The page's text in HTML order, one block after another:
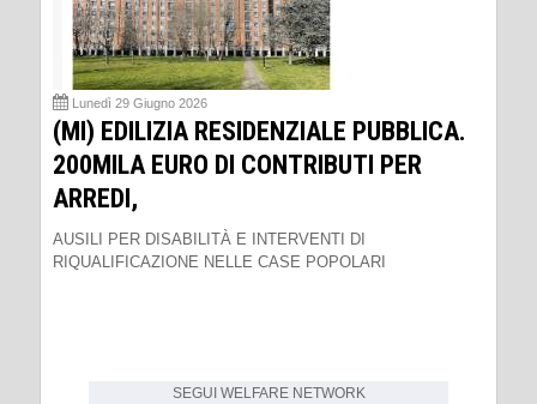
Lunedì 29 Giugno 2026
(MI) EDILIZIA RESIDENZIALE PUBBLICA.
200MILA EURO DI CONTRIBUTI PER
ARREDI,
AUSILI PER DISABILITÀ E INTERVENTI DI
RIQUALIFICAZIONE NELLE CASE POPOLARI
SEGUI WELFARE NETWORK